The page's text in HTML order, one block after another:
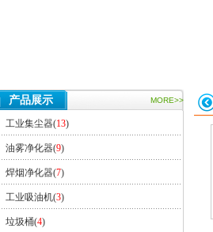
产品展示 MORE>>
工业集尘器(13)
油雾净化器(9)
焊烟净化器(7)
工业吸油机(3)
垃圾桶(4)